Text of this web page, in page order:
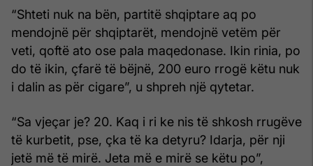
“Shteti nuk na bën, partitë shqiptare aq po
mendojnë për shqiptarët, mendojnë vetëm për
veti, qoftë ato ose pala maqedonase. Ikin rinia, po
do të ikin, çfarë të bëjnë, 200 euro rrogë këtu nuk
i dalin as për cigare”, u shpreh një qytetar.
“Sa vjeçar je? 20. Kaq i ri ke nis të shkosh rrugëve
të kurbetit, pse, çka të ka detyru? Idarja, për nji
jetë më të mirë. Jeta më e mirë se këtu po”,